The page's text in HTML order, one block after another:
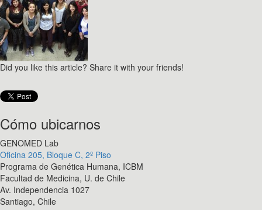
Did you like this article? Share it with your friends!
Cómo ubicarnos
GENOMED Lab
Oficina 205, Bloque C, 2º Piso
Programa de Genética Humana, ICBM
Facultad de Medicina, U. de Chile
Av. Independencia 1027
Santiago, Chile